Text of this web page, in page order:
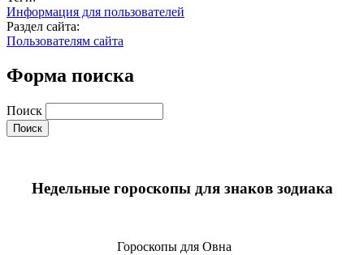
Информация для пользователей
Раздел сайта:
Пользователям сайта
Форма поиска
Поиск
Недельные гороскопы для знаков зодиака
Гороскопы для Овна